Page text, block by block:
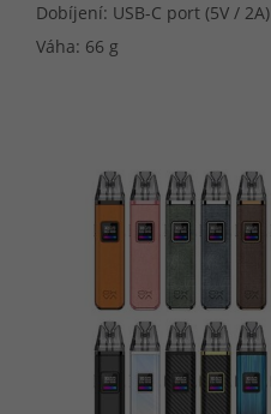
Dobíjení: USB-C port (5V / 2A)
Váha: 66 g